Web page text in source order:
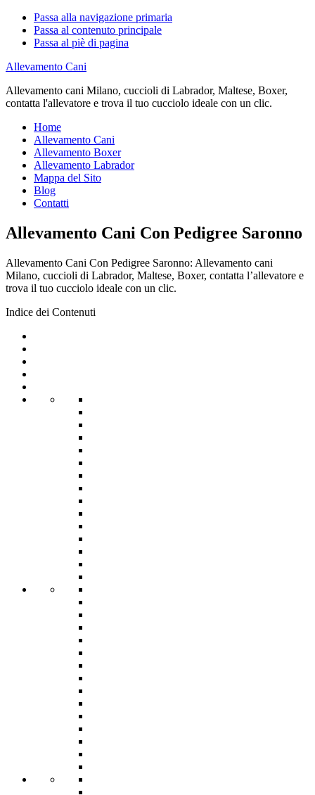
Passa alla navigazione primaria
Passa al contenuto principale
Passa al piè di pagina
Allevamento Cani
Allevamento cani Milano, cuccioli di Labrador, Maltese, Boxer,
contatta l'allevatore e trova il tuo cucciolo ideale con un clic.
Home
Allevamento Cani
Allevamento Boxer
Allevamento Labrador
Mappa del Sito
Blog
Contatti
Allevamento Cani Con Pedigree Saronno
Allevamento Cani Con Pedigree Saronno: Allevamento cani
Milano, cuccioli di Labrador, Maltese, Boxer, contatta l’allevatore e
trova il tuo cucciolo ideale con un clic.
Indice dei Contenuti